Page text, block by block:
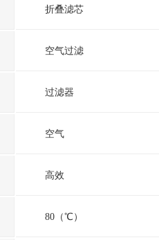
折叠滤芯
空气过滤
过滤器
空气
高效
80 （℃）